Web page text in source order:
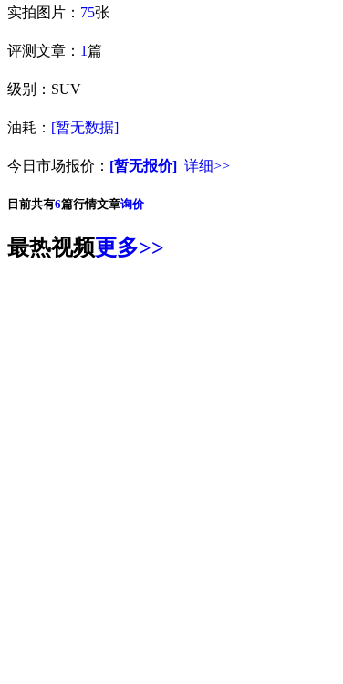
实拍图片： 75张
评测文章： 1篇
级别：SUV
油耗： [暂无数据]
今日市场报价： [暂无报价] 详细>>
目前共有6篇行情文章询价
最热视频更多>>